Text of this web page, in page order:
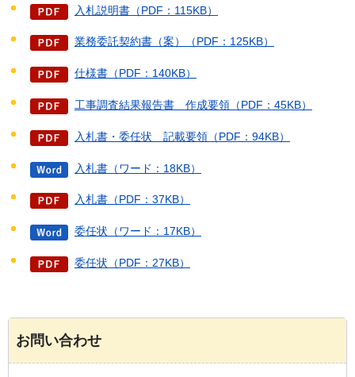
入札説明書（PDF：115KB）
業務委託契約書（案）（PDF：125KB）
仕様書（PDF：140KB）
工事調査結果報告書＿作成要領（PDF：45KB）
入札書・委任状＿記載要領（PDF：94KB）
入札書（ワード：18KB）
入札書（PDF：37KB）
委任状（ワード：17KB）
委任状（PDF：27KB）
お問い合わせ